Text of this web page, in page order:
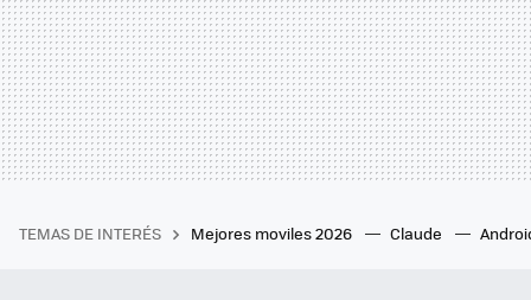
TEMAS DE INTERÉS Mejores moviles 2026 Claude